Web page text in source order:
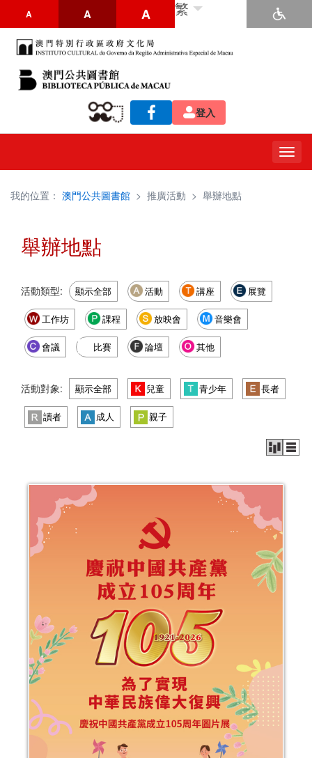
A A A 繁
登入
我的位置： 澳門公共圖書館 > 推廣活動 > 舉辦地點
舉辦地點
活動類型: 顯示全部 活動 講座 展覽
工作坊 課程 放映會 音樂會
會議 比賽 論壇 其他
活動對象: 顯示全部 兒童 青少年 長者
讀者 成人 親子